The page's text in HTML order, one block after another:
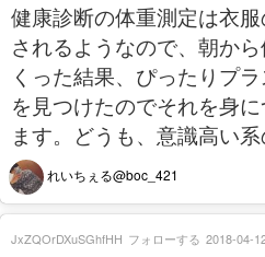
健康診断の体重測定は衣
されるようなので、朝か
くった結果、ぴったりプ
を見つけたのでそれを身
ます。どうも、意識高い系
れいちぇる@boc_421
JxZQOrDXuSGhfHH フォローする 2018-04-